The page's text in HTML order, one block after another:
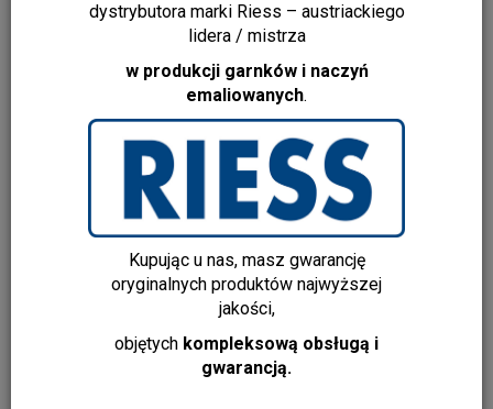
dystrybutora marki Riess – austriackiego
lidera / mistrza
w produkcji garnków i naczyń
emaliowanych.
Kupując u nas, masz gwarancję
oryginalnych produktów najwyższej
jakości,
objętych kompleksową obsługą i
gwarancją.